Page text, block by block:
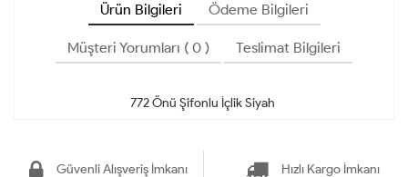
Ürün Bilgileri Ödeme Bilgileri
Müşteri Yorumları ( 0 ) Teslimat Bilgileri
Güvenli Alışveriş İmkanı Hızlı Kargo İmkanı